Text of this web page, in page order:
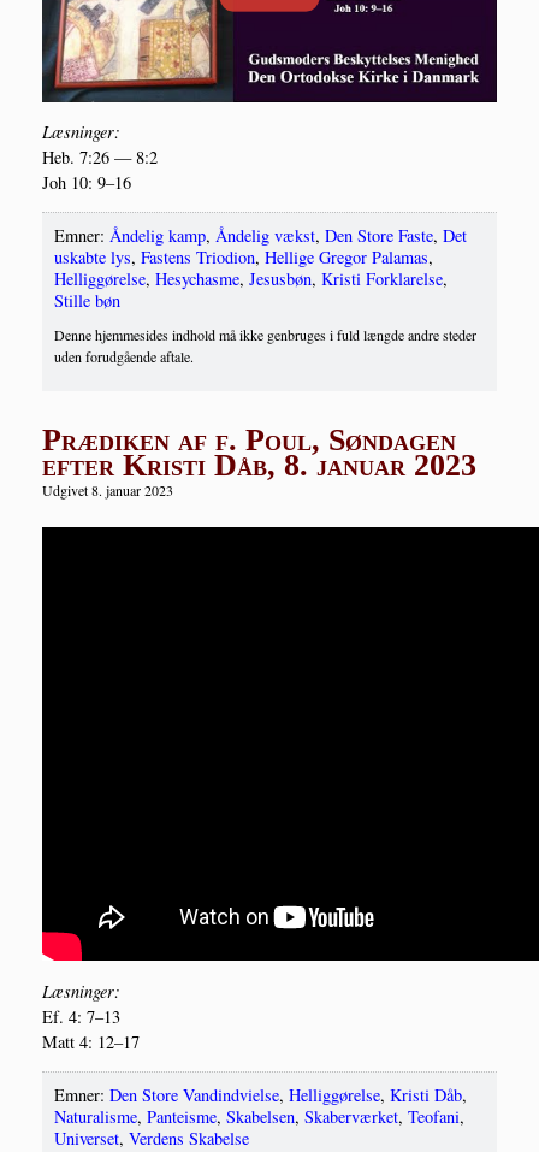
Læs­nin­ger:
Heb. 7:26 — 8:2
Joh 10: 9–16
Emner: Åndelig kamp, Åndelig vækst, Den Store Faste, Det
uskabte lys, Fastens Triodion, Hellige Gregor Palamas,
Helliggørelse, Hesychasme, Jesusbøn, Kristi Forklarelse,
Stille bøn
Denne hjemmesides indhold må ikke genbruges i fuld længde andre steder
uden forudgående aftale.
Prædiken af f. Poul, Søndagen
efter Kristi Dåb, 8. januar 2023
Udgivet 8. januar 2023
Læs­nin­ger:
Ef. 4: 7–13
Matt 4: 12–17
Emner: Den Store Vandindvielse, Helliggørelse, Kristi Dåb,
Naturalisme, Panteisme, Skabelsen, Skaberværket, Teofani,
Universet, Verdens Skabelse